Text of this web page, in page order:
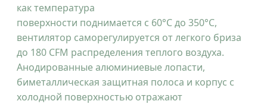
как температура
поверхности поднимается с 60°C до 350°C,
вентилятор саморегулируется от легкого бриза
до 180 CFM распределения теплого воздуха.
Анодированные алюминиевые лопасти,
биметаллическая защитная полоса и корпус с
холодной поверхностью отражают